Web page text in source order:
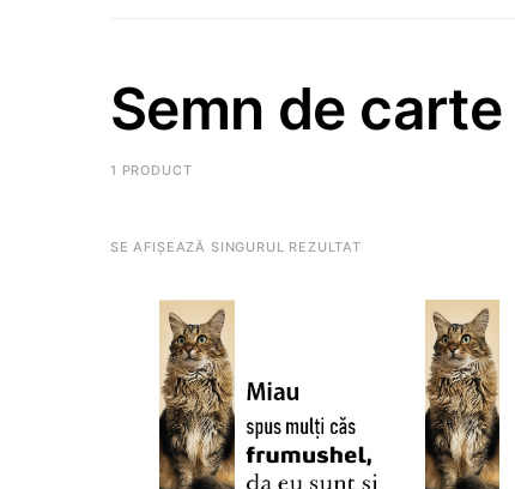
Semn de carte
1 PRODUCT
SE AFIȘEAZĂ SINGURUL REZULTAT